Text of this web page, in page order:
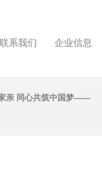
联系我们 企业信息
亲 同心共筑中国梦——